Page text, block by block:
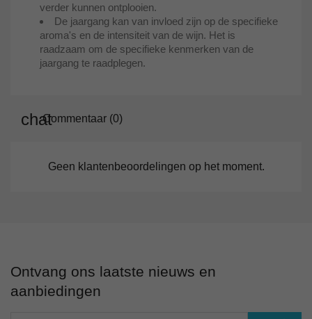
verder kunnen ontplooien.
De jaargang kan van invloed zijn op de specifieke
aroma's en de intensiteit van de wijn. Het is
raadzaam om de specifieke kenmerken van de
jaargang te raadplegen.
Commentaar (0)
Geen klantenbeoordelingen op het moment.
Ontvang ons laatste nieuws en
aanbiedingen